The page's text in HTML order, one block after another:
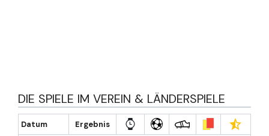
DIE SPIELE IM VEREIN & LÄNDERSPIELE
Datum Ergebnis